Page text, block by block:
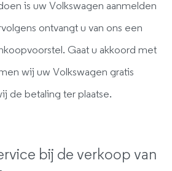
is uw Volkswagen aanmelden
ontvangt u van ons een
Gaat u akkoord met
wij uw Volkswagen gratis
de betaling ter plaatse.
bij de verkoop van